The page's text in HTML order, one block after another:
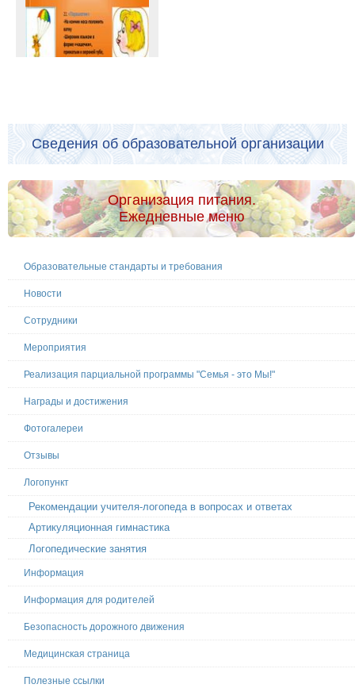
Сведения об образовательной организации
Организация питания.
Ежедневные меню
Образовательные стандарты и требования
Новости
Сотрудники
Мероприятия
Реализация парциальной программы "Семья - это Мы!"
Награды и достижения
Фотогалереи
Отзывы
Логопункт
Рекомендации учителя-логопеда в вопросах и ответах
Артикуляционная гимнастика
Логопедические занятия
Информация
Информация для родителей
Безопасность дорожного движения
Медицинская страница
Полезные ссылки